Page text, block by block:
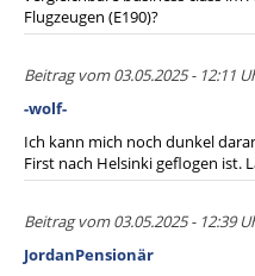
Flugzeugen (E190)?
Beitrag vom 03.05.2025 - 12:11
-wolf-
Ich kann mich noch dunkel
First nach Helsinki geflogen ist.
Beitrag vom 03.05.2025 - 12:39
JordanPensionär